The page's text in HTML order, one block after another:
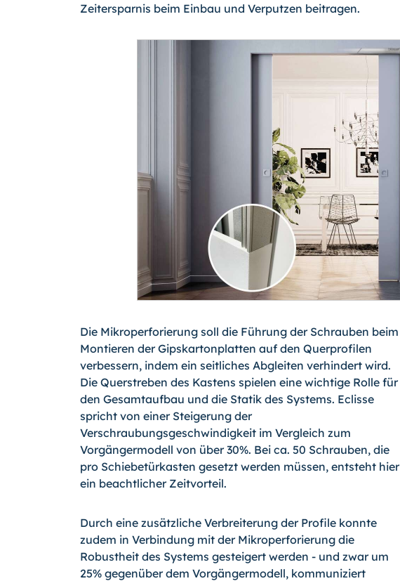
Zeitersparnis beim Einbau und Verputzen beitragen.
Die Mikroperforierung soll die Führung der Schrauben beim
Montieren der Gipskartonplatten auf den Querprofilen
verbessern, indem ein seitliches Abgleiten verhindert wird.
Die Querstreben des Kastens spielen eine wichtige Rolle für
den Gesamtaufbau und die Statik des Systems. Eclisse
spricht von einer Steigerung der
Verschraubungsgeschwindigkeit im Vergleich zum
Vorgängermodell von über 30%. Bei ca. 50 Schrauben, die
pro Schiebetürkasten gesetzt werden müssen, entsteht hier
ein beachtlicher Zeitvorteil.
Durch eine zusätzliche Verbreiterung der Profile konnte
zudem in Verbindung mit der Mikroperforierung die
Robustheit des Systems gesteigert werden - und zwar um
25% gegenüber dem Vorgängermodell, kommuniziert